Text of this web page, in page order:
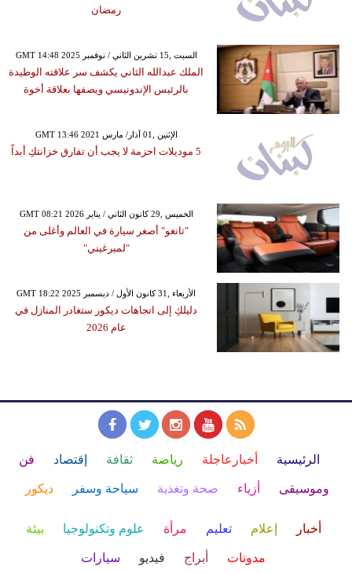
رمضان
GMT 14:48 2025 السبت ,15 تشرين الثاني / نوفمبر
الملك عبدالله الثاني يكشف سر علاقته الوطيدة
بالرئيس الإندونيسي ويصفها بعلاقة أخوة
GMT 13:46 2021 الإثنين ,01 آذار/ مارس
5 موديلات احزمة لا يجب أن تفارق خزانتكِ أبداً
GMT 08:21 2026 الخميس ,29 كانون الثاني / يناير
"تانغو" أصغر سيارة في العالم وأغلى من
"لمبرغيني"
GMT 18:22 2025 الأربعاء ,31 كانون الأول / ديسمبر
دليلكِ إلى اتجاهات ديكور ستغادر المنازل في
عام 2026
الرئيسية أخبارعاجلة رياضة ثقافة إقتصاد فن
وموسيقى أزياء صحة وتغذية سياحة وسفر ديكور
أخبار إعلام تعليم مرأة علوم وتكنولوجيا بيئة
مدونات أبراج فيديو سيارات